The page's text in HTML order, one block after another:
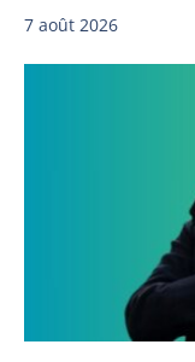
7 août 2026